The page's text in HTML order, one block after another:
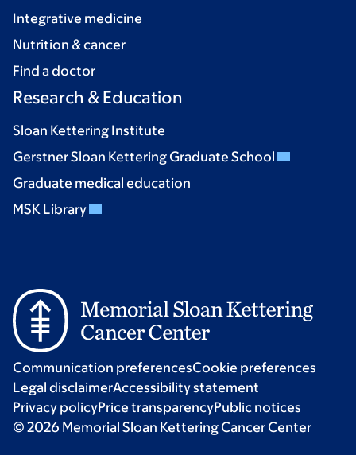
Integrative medicine
Nutrition & cancer
Find a doctor
Research & Education
Sloan Kettering Institute
Gerstner Sloan Kettering Graduate School
Graduate medical education
MSK Library
Communication preferencesCookie preferences
Legal disclaimerAccessibility statement
Privacy policyPrice transparencyPublic notices
© 2026 Memorial Sloan Kettering Cancer Center